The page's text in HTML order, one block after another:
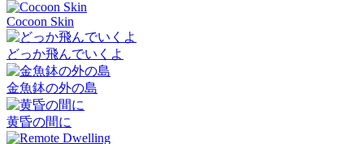
Cocoon Skin
どっか飛んでいくよ
金魚鉢の外の島
黄昏の間に